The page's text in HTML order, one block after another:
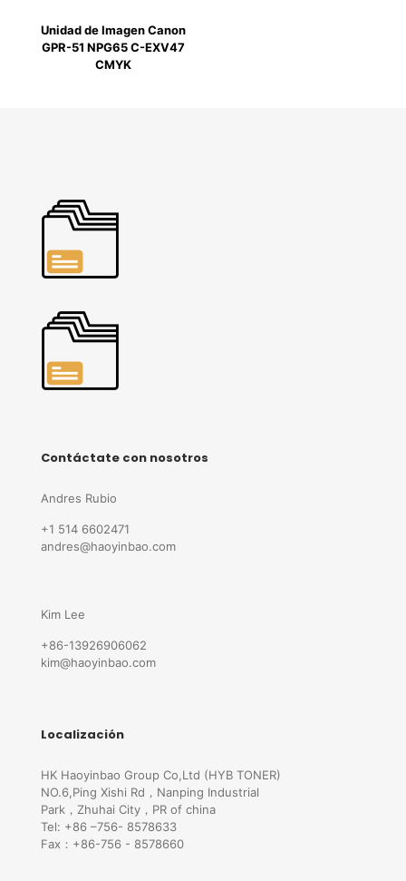
Unidad de Imagen Canon
GPR-51 NPG65 C-EXV47
CMYK
Contáctate con nosotros
Andres Rubio
+1 514 6602471
andres@haoyinbao.com
Kim Lee
+86-13926906062
kim@haoyinbao.com
Localización
HK Haoyinbao Group Co,Ltd (HYB TONER)
NO.6,Ping Xishi Rd，Nanping Industrial
Park，Zhuhai City，PR of china
Tel: +86 –756- 8578633
Fax：+86-756 - 8578660